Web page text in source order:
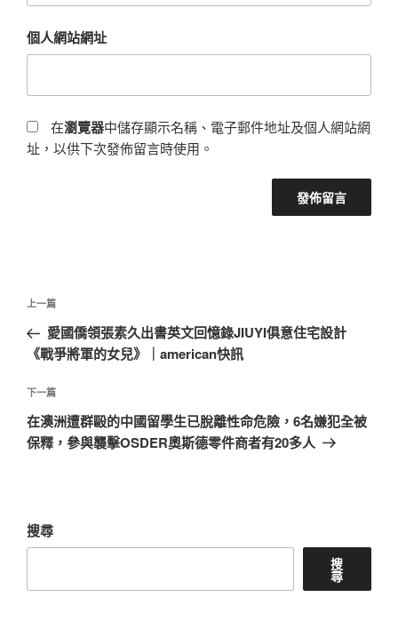
個人網站網址
在瀏覽器中儲存顯示名稱、電子郵件地址及個人網站網
址，以供下次發佈留言時使用。
文
導
覽
上
一
篇
章
上一篇
愛國僑領張素久出書英文回憶錄JIUYI俱意住宅設計
《戰爭將軍的女兒》｜american快訊
下
一
篇
下一篇
在澳洲遭群毆的中國留學生已脫離性命危險，6名嫌犯全被
保釋，參與襲擊OSDER奧斯德零件商者有20多人
搜尋
搜
尋